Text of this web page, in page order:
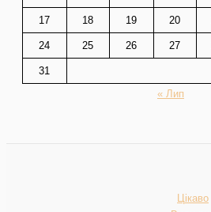
17 18 19 20
24 25 26 27
31
« Лип
Цікаво